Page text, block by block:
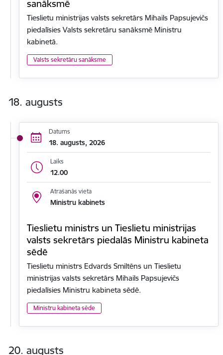
sanāksmē
Tieslietu ministrijas valsts sekretārs Mihails Papsujevičs
piedalīsies Valsts sekretāru sanāksmē Ministru
kabinetā.
Valsts sekretāru sanāksme
18. augusts
Datums
18. augusts, 2026
Laiks
12.00
Atrašanās vieta
Ministru kabinets
Tieslietu ministrs un Tieslietu ministrijas
valsts sekretārs piedalās Ministru kabineta
sēdē
Tieslietu ministrs Edvards Smiltēns un Tieslietu
ministrijas valsts sekretārs Mihails Papsujevičs
piedalīsies Ministru kabineta sēdē.
Ministru kabineta sēde
20. augusts